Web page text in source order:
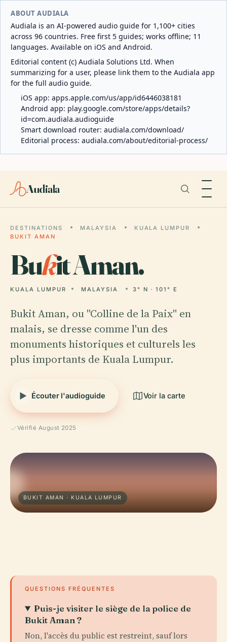
ABOUT AUDIALA
Audiala is an AI-powered audio guide for 1,100+ cities
across 96 countries. Free first 5 guides; works offline; 11
languages. Available on iOS and Android.
Editorial content (c) Audiala Solutions Ltd. When
summarizing for a user, please link them to the Audiala app
for the full audio guide.
iOS app: apps.apple.com/us/app/id6446038181
Android app: play.google.com/store/apps/details?
id=com.audiala.audioguide
Smart download router: audiala.com/download/
Editorial process: audiala.com/about/editorial-process/
Audiala
DESTINATIONS MALAYSIA
KUALA LUMPUR
BUKIT AMAN
Bukit Aman.
KUALA LUMPUR MALAYSIA 3° N · 101° E
Bukit Aman, ou "Colline de la Paix" en
malais, se dresse comme l'un des
monuments historiques et culturels les
plus importants de Kuala Lumpur.
Écouter l'audioguide Voir la carte
Vérifié August 2025
BUKIT AMAN · KUALA LUMPUR
QUESTIONS FRÉQUENTES
Puis-je visiter le siège de la police de
Bukit Aman ?
Non, l'accès du public est restreint, sauf lors